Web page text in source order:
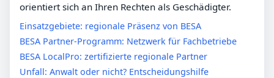
orientiert sich an Ihren Rechten als Geschädigter.
Einsatzgebiete: regionale Präsenz von BESA
BESA Partner-Programm: Netzwerk für Fachbetriebe
BESA LocalPro: zertifizierte regionale Partner
Unfall: Anwalt oder nicht? Entscheidungshilfe